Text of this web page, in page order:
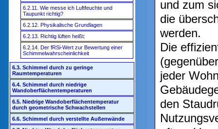
6.2.11. Wie messe ich Luftfeuchte und
Taupunkt richtig?
6.2.12. Physikalische Grundlagen
6.2.13. Richtig lüften heißt:
6.2.14. Der fRSi-Wert zur Bewertung einer
Schimmelwahrscheinlichkeit
6.3. Schimmel durch zu geringe
Raumtemperaturen
6.4. Schimmel durch niedrige
Wandoberflächentemperaturen
6.5. Niedrige Wandoberflächentemperatur
durch geometrische Schwachstellen
6.6. Schimmel durch verstellte Außenwände
und zum
die
werden.
Die
jeder
den